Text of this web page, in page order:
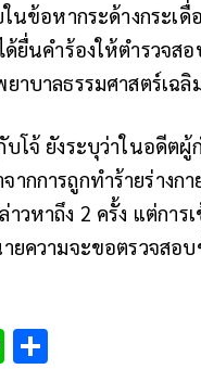
นข้อหากระด้างกระเ
ยื่นคำร้องให้ตำรวจส
าบาลธรรมศาสตร์เฉ
โจ้ ยังระบุว่าในอดีต
กการถูกทำร้ายร่างก
วหาถึง 2 ครั้ง แต่กา
ยความจะขอตรวจสอ
Li